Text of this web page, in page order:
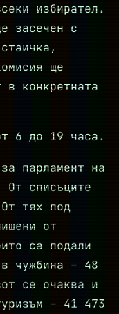
избирател.
засечен с
ще
в конкретната
6 до 19 часа.
парламент на
списъците
тях под
от
са подали
чужбина – 48
се очаква и
– 41 473